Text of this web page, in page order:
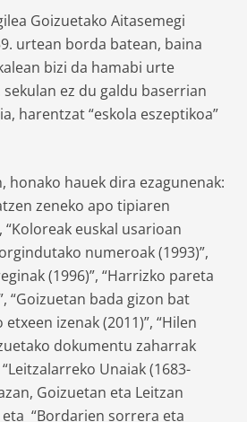
Goizuetako Aitasemegi
urtean borda batean, baina
bizi da hamabi urte
ez du galdu baserrian
harentzat “eskola eszeptikoa”
honako hauek dira ezagunenak:
zeneko apo tipiaren
“Koloreak euskal usarioan
numeroak (1993)”,
(1996)”, “Harrizko pareta
“Goizuetan bada gizon bat
etxeen izenak (2011)”, “Hilen
dokumentu zaharrak
“Leitzalarreko Unaiak (1683-
Goizuetan eta Leitzan
eta “Bordarien sorrera eta